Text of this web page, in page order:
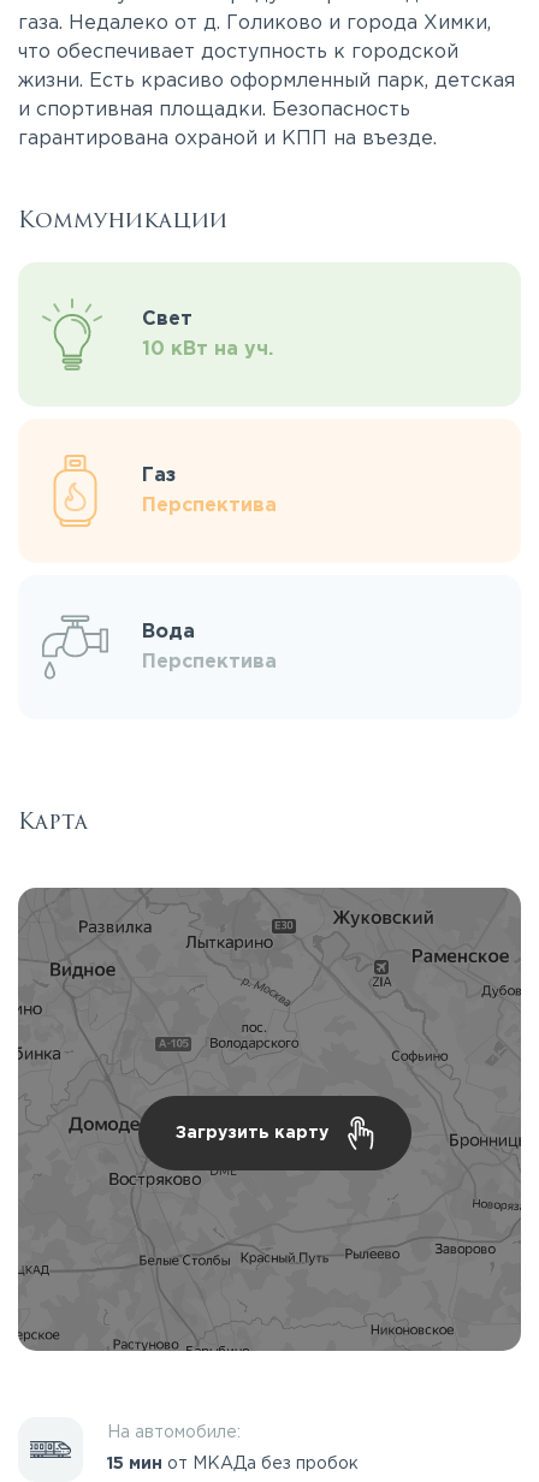
газа. Недалеко от д. Голиково и города Химки,
что обеспечивает доступность к городской
жизни. Есть красиво оформленный парк, детская
и спортивная площадки. Безопасность
гарантирована охраной и КПП на въезде.
Коммуникации
Свет
10 кВт на уч.
Газ
Перспектива
Вода
Перспектива
Карта
Загрузить карту
На автомобиле:
15 мин от МКАДа без пробок